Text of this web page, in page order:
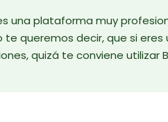
una plataforma muy
queremos decir, que si eres
quizá te conviene utilizar